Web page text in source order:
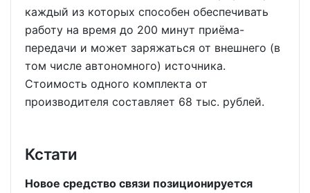
каждый из которых способен обеспечивать
работу на время до 200 минут приёма-
передачи и может заряжаться от внешнего (в
том числе автономного) источника.
Стоимость одного комплекта от
производителя составляет 68 тыс. рублей.
Кстати
Новое средство связи позиционируется